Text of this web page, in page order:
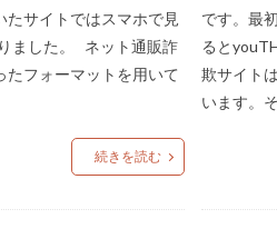
たサイトではスマホで見
ました。 ネット通販詐
フォーマットを用いて
続きを読む
です。最
ると
欺サイト
います。